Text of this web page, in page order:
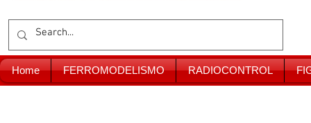
Home FERROMODELISMO RADIOCONTROL